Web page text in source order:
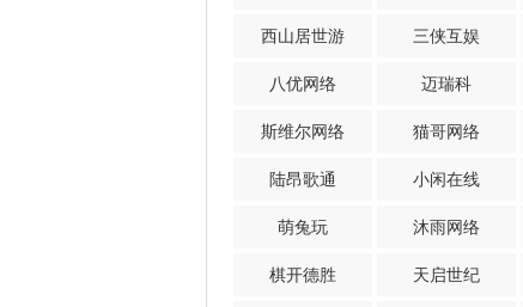
西山居世游 三侠互娱
八优网络 迈瑞科
斯维尔网络 猫哥网络
陆昂歌通 小闲在线
萌兔玩 沐雨网络
棋开德胜 天启世纪